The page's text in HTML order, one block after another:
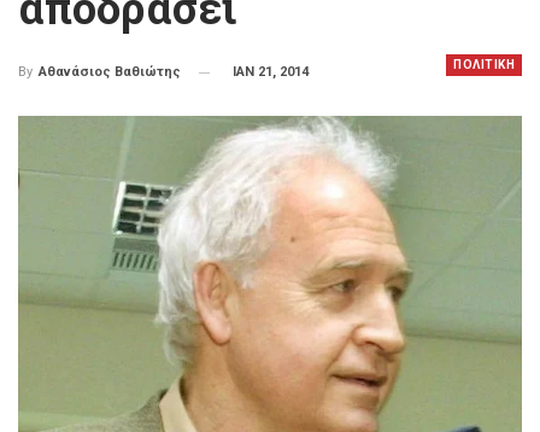
ΠΟΛΙΤΙΚΗ
By Αθανάσιος Βαθιώτης ΙΑΝ 21, 2014